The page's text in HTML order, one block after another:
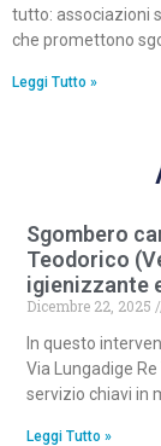
tutto: associazioni
che promettono
Leggi Tutto »
Sgombero
Teodorico
igienizzante
Dicembre 22, 2025
In questo
Via Lungadige
servizio chiavi in
Leggi Tutto »